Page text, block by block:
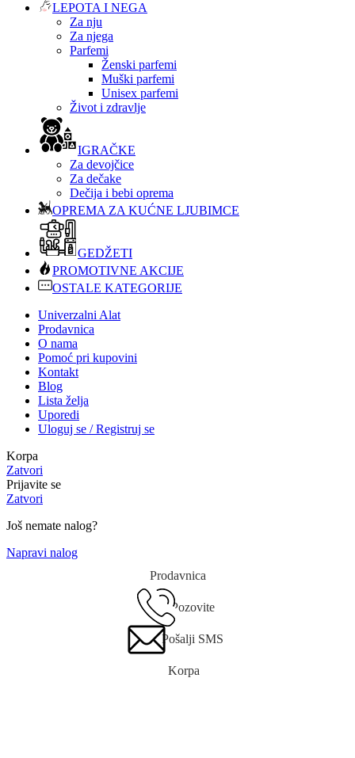
LEPOTA I NEGA
Za nju
Za njega
Parfemi
Ženski parfemi
Muški parfemi
Unisex parfemi
Život i zdravlje
IGRAČKE
Za devojčice
Za dečake
Dečija i bebi oprema
OPREMA ZA KUĆNE LJUBIMCE
GEDŽETI
PROMOTIVNE AKCIJE
OSTALE KATEGORIJE
Univerzalni Alat
Prodavnica
O nama
Pomoć pri kupovini
Kontakt
Blog
Lista želja
Uporedi
Uloguj se / Registruj se
Korpa
Zatvori
Prijavite se
Zatvori
Još nemate nalog?
Napravi nalog
Prodavnica
Pozovite
Pošalji SMS
Korpa